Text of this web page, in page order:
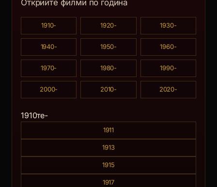
Открийте филми по година
1910- 1920- 1930-
1940- 1950- 1960-
1970- 1980- 1990-
2000- 2010- 2020-
1910те-
1911
1913
1915
1917